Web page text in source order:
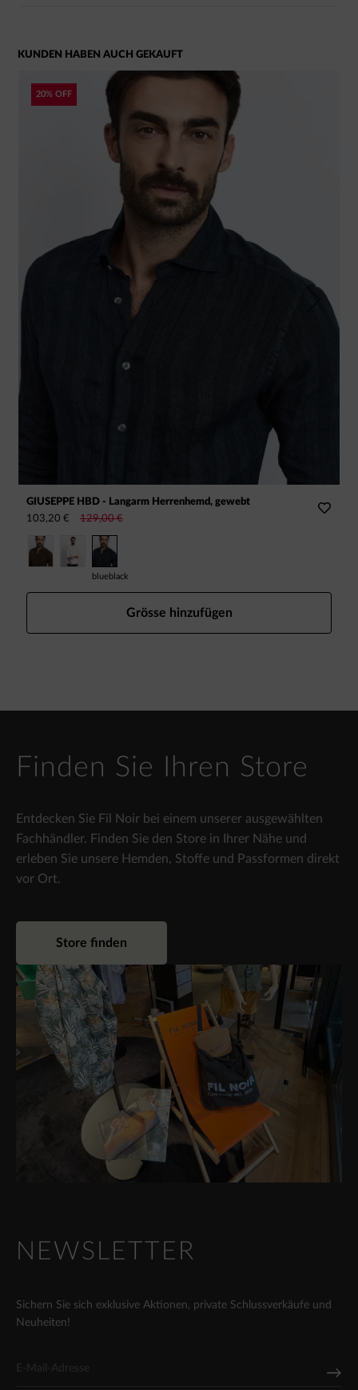
KUNDEN HABEN AUCH GEKAUFT
20% OFF
GIUSEPPE HBD - Langarm Herrenhemd, gewebt
103,20 €
129,00 €
blueblack
Grösse hinzufügen
Finden Sie Ihren Store
Entdecken Sie Fil Noir bei einem unserer ausgewählten
Fachhändler. Finden Sie den Store in Ihrer Nähe und
erleben Sie unsere Hemden, Stoffe und Passformen direkt
vor Ort.
Store finden
NEWSLETTER
Sichern Sie sich exklusive Aktionen, private Schlussverkäufe und
Neuheiten!